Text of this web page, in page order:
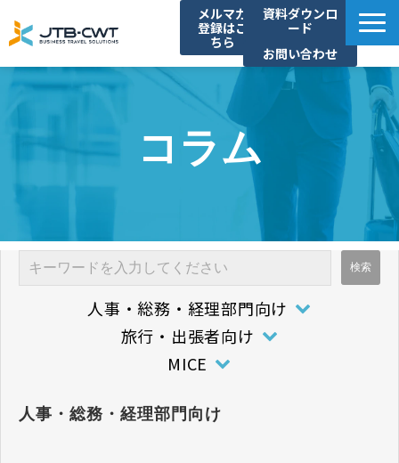
メルマガ
登録はこ
ちら
資料ダウンロ
ード
お問い合わせ
ソリューション紹介
導入事例
お知らせ
よくあるご質問
コラム
人事・総務・経理部門向け
旅行・出張者向け
MICE
人事・総務・経理部門向け